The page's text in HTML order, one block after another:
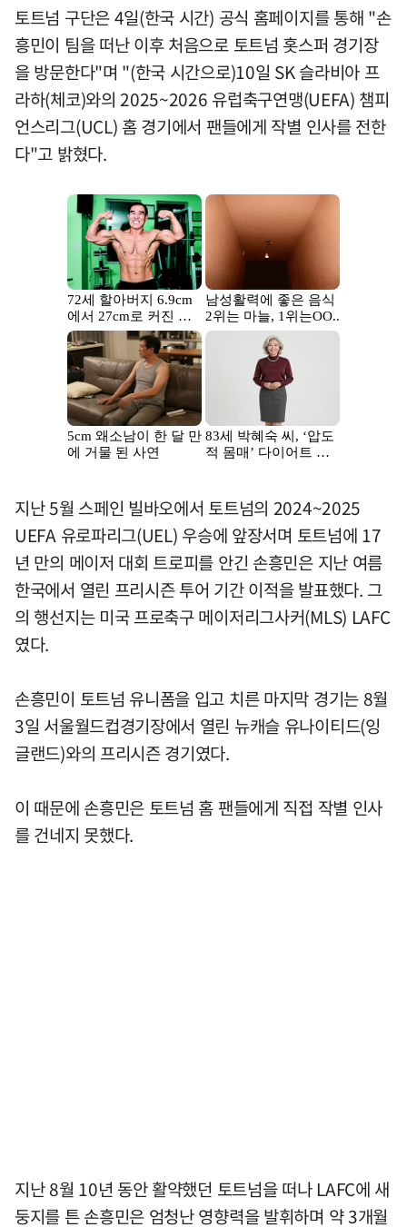
토트넘 구단은 4일(한국 시간) 공식 홈페이지를 통해 "손
흥민이 팀을 떠난 이후 처음으로 토트넘 홋스퍼 경기장
을 방문한다"며 "(한국 시간으로)10일 SK 슬라비아 프
라하(체코)와의 2025~2026 유럽축구연맹(UEFA) 챔피
언스리그(UCL) 홈 경기에서 팬들에게 작별 인사를 전한
다"고 밝혔다.
지난 5월 스페인 빌바오에서 토트넘의 2024~2025
UEFA 유로파리그(UEL) 우승에 앞장서며 토트넘에 17
년 만의 메이저 대회 트로피를 안긴 손흥민은 지난 여름
한국에서 열린 프리시즌 투어 기간 이적을 발표했다. 그
의 행선지는 미국 프로축구 메이저리그사커(MLS) LAFC
였다.
손흥민이 토트넘 유니폼을 입고 치른 마지막 경기는 8월
3일 서울월드컵경기장에서 열린 뉴캐슬 유나이티드(잉
글랜드)와의 프리시즌 경기였다.
이 때문에 손흥민은 토트넘 홈 팬들에게 직접 작별 인사
를 건네지 못했다.
지난 8월 10년 동안 활약했던 토트넘을 떠나 LAFC에 새
둥지를 튼 손흥민은 엄청난 영향력을 발휘하며 약 3개월